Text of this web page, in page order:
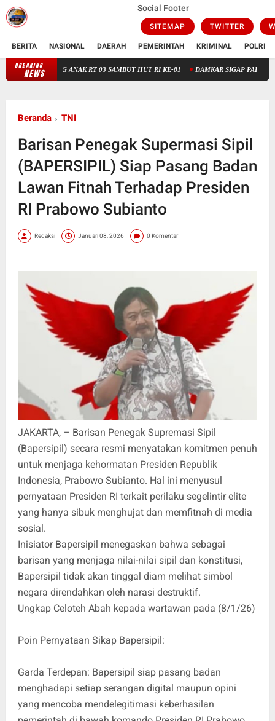
Social Footer
SITEMAP TWITTER
BERITA NASIONAL DAERAH PEMERINTAH KRIMINAL POLRI
BREAKING
NEWS
ANAK RT 03 SAMBUT HUT RI KE-81 DAMKAR SIGAP PADAMKAN API DI
Beranda TNI
Barisan Penegak Supermasi Sipil
(BAPERSIPIL) Siap Pasang Badan
Lawan Fitnah Terhadap Presiden
RI Prabowo Subianto
Redaksi Januari 08, 2026 0 Komentar
JAKARTA, – Barisan Penegak Supremasi Sipil
(Bapersipil) secara resmi menyatakan komitmen penuh
untuk menjaga kehormatan Presiden Republik
Indonesia, Prabowo Subianto. Hal ini menyusul
pernyataan Presiden RI terkait perilaku segelintir elite
yang hanya sibuk menghujat dan memfitnah di media
sosial.
Inisiator Bapersipil menegaskan bahwa sebagai
barisan yang menjaga nilai-nilai sipil dan konstitusi,
Bapersipil tidak akan tinggal diam melihat simbol
negara direndahkan oleh narasi destruktif.
Ungkap Celoteh Abah kepada wartawan pada (8/1/26)
Poin Pernyataan Sikap Bapersipil:
Garda Terdepan: Bapersipil siap pasang badan
menghadapi setiap serangan digital maupun opini
yang mencoba mendelegitimasi keberhasilan